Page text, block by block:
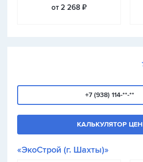
от 2 268 ₽
+7 (938) 114-**-**
КАЛЬКУЛЯТОР ЦЕН
«ЭкоСтрой (г. Шахты)»